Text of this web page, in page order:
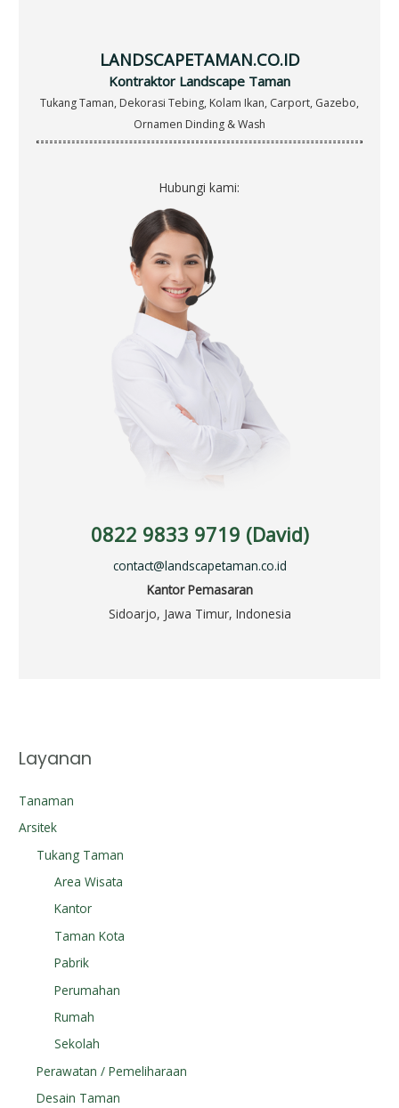
LANDSCAPETAMAN.CO.ID
Kontraktor Landscape Taman
Tukang Taman, Dekorasi Tebing, Kolam Ikan, Carport, Gazebo,
Ornamen Dinding & Wash
Hubungi kami:
0822 9833 9719 (David)
contact@landscapetaman.co.id
Kantor Pemasaran
Sidoarjo, Jawa Timur, Indonesia
Layanan
Tanaman
Arsitek
Tukang Taman
Area Wisata
Kantor
Taman Kota
Pabrik
Perumahan
Rumah
Sekolah
Perawatan / Pemeliharaan
Desain Taman